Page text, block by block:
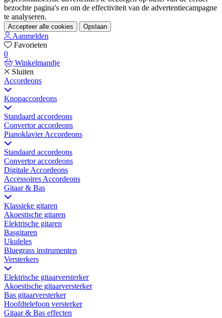
bezochte pagina's en om de effectiviteit van de advertentiecampagne
te analyseren.
Accepteer alle cookies Opslaan
Aanmelden
Favorieten
0
Winkelmandje
Sluiten
Accordeons
Knopaccordeons
Standaard accordeons
Convertor accordeons
Pianoklavier Accordeons
Standaard accordeons
Convertor accordeons
Digitale Accordeons
Accessoires Accordeons
Gitaar & Bas
Klassieke gitaren
Akoestische gitaren
Elektrische gitaren
Basgitaren
Ukuleles
Bluegrass instrumenten
Versterkers
Elektrische gitaarversterker
Akoestische gitaarversterker
Bas gitaarversterker
Hoofdtelefoon versterker
Gitaar & Bas effecten